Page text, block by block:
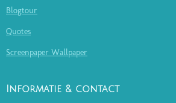
Blogtour
Quotes
Screenpaper Wallpaper
Informatie & contact